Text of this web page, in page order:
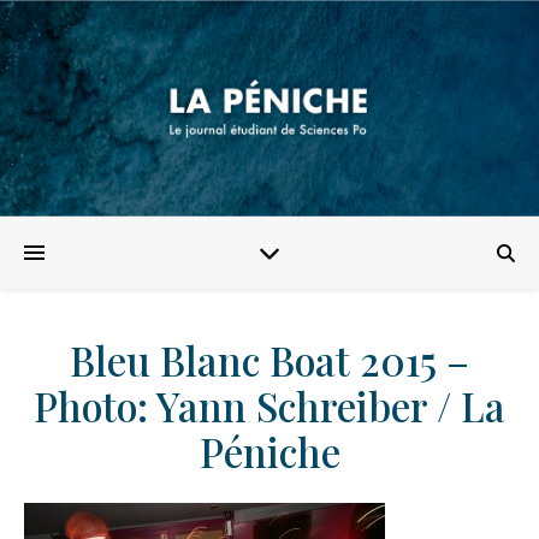
Bleu Blanc Boat 2015 –
Photo: Yann Schreiber / La
Péniche